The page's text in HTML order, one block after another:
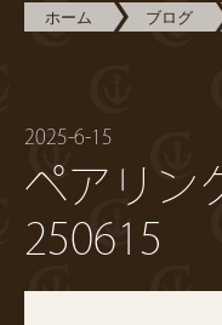
ホーム ブログ
2025-6-15
ペアリン
250615